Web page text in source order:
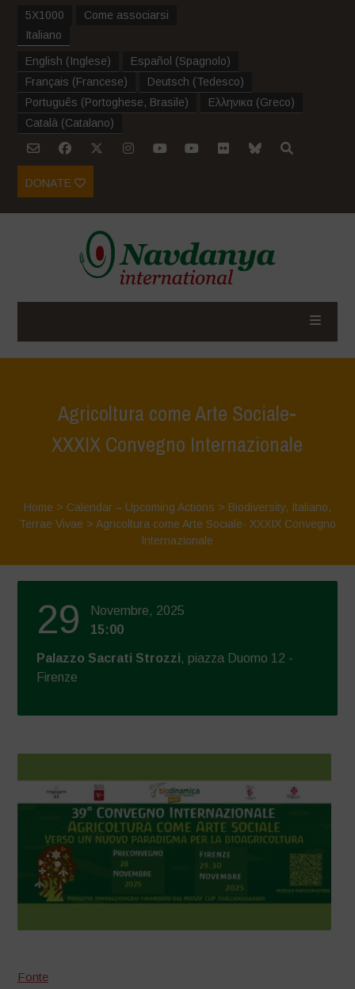
5X1000
Come associarsi
Italiano
English (Inglese) Español (Spagnolo)
Français (Francese) Deutsch (Tedesco)
Português (Portoghese, Brasile) Ελληνικα (Greco)
Català (Catalano)
DONATE
Agricoltura come Arte Sociale-
XXXIX Convegno Internazionale
Home > Calendar – Upcoming Actions > Biodiversity, Italiano,
Terrae Vivae > Agricoltura come Arte Sociale- XXXIX Convegno
Internazionale
29
Novembre, 2025
15:00
Palazzo Sacrati Strozzi, piazza Duomo 12 -
Firenze
Fonte